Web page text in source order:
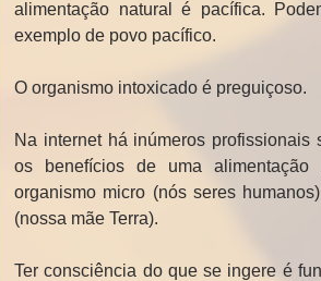
alimentação natural é pacífica.
exemplo de povo pacífico.
O organismo intoxicado é preguiçoso.
Na internet há inúmeros
os benefícios de uma
organismo micro (nós seres
(nossa mãe Terra).
Ter consciência do que se ingere é